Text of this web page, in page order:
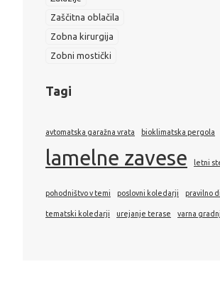
Zaščitna oblačila
Zobna kirurgija
Zobni mostički
Tagi
avtomatska garažna vrata bioklimatska pergola
lamelne zavese letni
pohodništvo v temi poslovni koledarji pravilno
tematski koledarji urejanje terase varna